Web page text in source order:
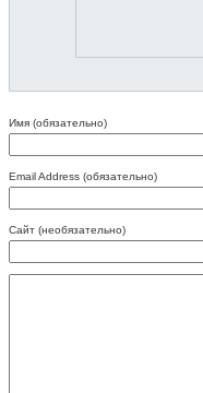
Имя (обязательно)
Email Address (обязательно)
Сайт (необязательно)